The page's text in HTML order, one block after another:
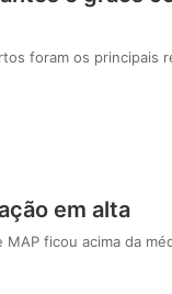
foram os principais
em alta
ficou acima da